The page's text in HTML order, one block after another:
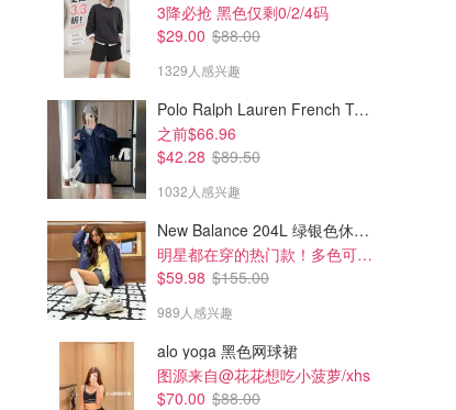
$15.98
Febreze 汽车出风口香薰 4件
Febreze 车载空气清新夹 浆果
香型 2个装
amazon.ca
3降必抢 黑色仅剩0/2/4码
$29.00 $88.00
1329人感兴趣
Polo Ralph Lauren French Terry 女童连帽卫衣 7-16码
之前$66.96
$42.28 $89.50
1032人感兴趣
New Balance 204L 绿银色休闲鞋
明星都在穿的热门款！多色可选 3.8折
$59.98 $155.00
989人感兴趣
alo yoga 黑色网球裙
图源来自@花花想吃小菠萝/xhs
$70.00 $88.00